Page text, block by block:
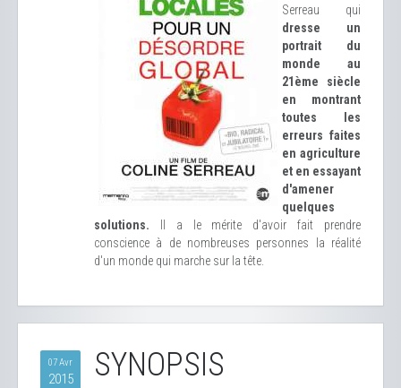
Serreau qui
dresse un
portrait du
monde au
21ème siècle
en montrant
toutes les
erreurs faites
en agriculture
et en essayant
d'amener
quelques
solutions.
Il a le mérite d'avoir fait prendre
conscience à de nombreuses personnes la réalité
d'un monde qui marche sur la tête.
07 Avr
2015 SYNOPSIS